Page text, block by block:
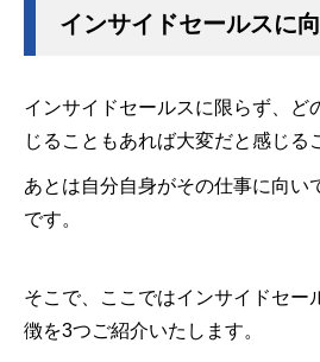
インサイドセールスに
インサイドセールスに限らず、ど
じることもあれば大変だと感じる
あとは自分自身がその仕事に向い
です。
そこで、ここではインサイドセー
徴を3つご紹介いたします。